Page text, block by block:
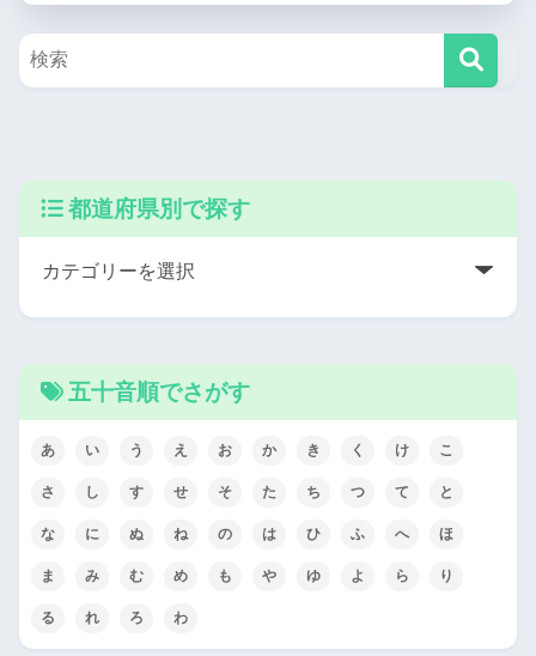
都道府県別で探す
五十音順でさがす
あ い う え お か き く け こ
さ し す せ そ た ち つ て と
な に ぬ ね の は ひ ふ へ ほ
ま み む め も や ゆ よ ら り
る れ ろ わ